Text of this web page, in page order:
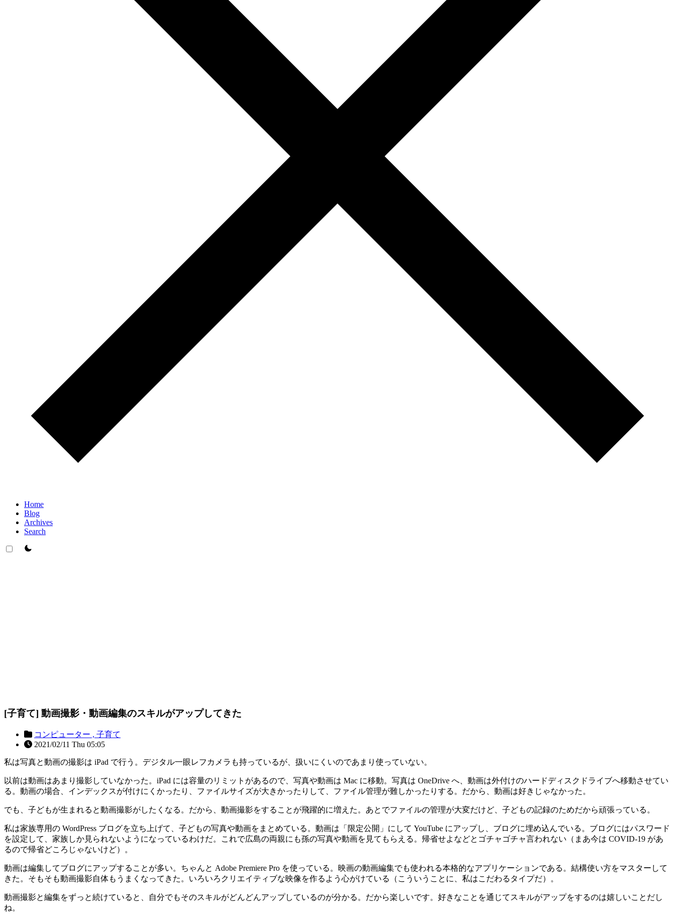
Home
Blog
Archives
Search
theme switcher
[子育て] 動画撮影・動画編集のスキルがアップしてきた
コンピューター , 子育て
2021/02/11 Thu 05:05
私は写真と動画の撮影は iPad で行う。デジタル一眼レフカメラも持っているが、扱いにくいのであまり使っていない。
以前は動画はあまり撮影していなかった。iPad には容量のリミットがあるので、写真や動画は Mac に移動。写真は OneDrive へ、動画は外付けのハードディスクドライブへ移動させてい
る。動画の場合、インデックスが付けにくかったり、ファイルサイズが大きかったりして、ファイル管理が難しかったりする。だから、動画は好きじゃなかった。
でも、子どもが生まれると動画撮影がしたくなる。だから、動画撮影をすることが飛躍的に増えた。あとでファイルの管理が大変だけど、子どもの記録のためだから頑張っている。
私は家族専用の WordPress ブログを立ち上げて、子どもの写真や動画をまとめている。動画は「限定公開」にして YouTube にアップし、ブログに埋め込んでいる。ブログにはパスワード
を設定して、家族しか見られないようになっているわけだ。これで広島の両親にも孫の写真や動画を見てもらえる。帰省せよなどとゴチャゴチャ言われない（まあ今は COVID-19 があ
るので帰省どころじゃないけど）。
動画は編集してブログにアップすることが多い。ちゃんと Adobe Premiere Pro を使っている。映画の動画編集でも使われる本格的なアプリケーションである。結構使い方をマスターして
きた。そもそも動画撮影自体もうまくなってきた。いろいろクリエイティブな映像を作るよう心がけている（こういうことに、私はこだわるタイプだ）。
動画撮影と編集をずっと続けていると、自分でもそのスキルがどんどんアップしているのが分かる。だから楽しいです。好きなことを通じてスキルがアップをするのは嬉しいことだし
ね。